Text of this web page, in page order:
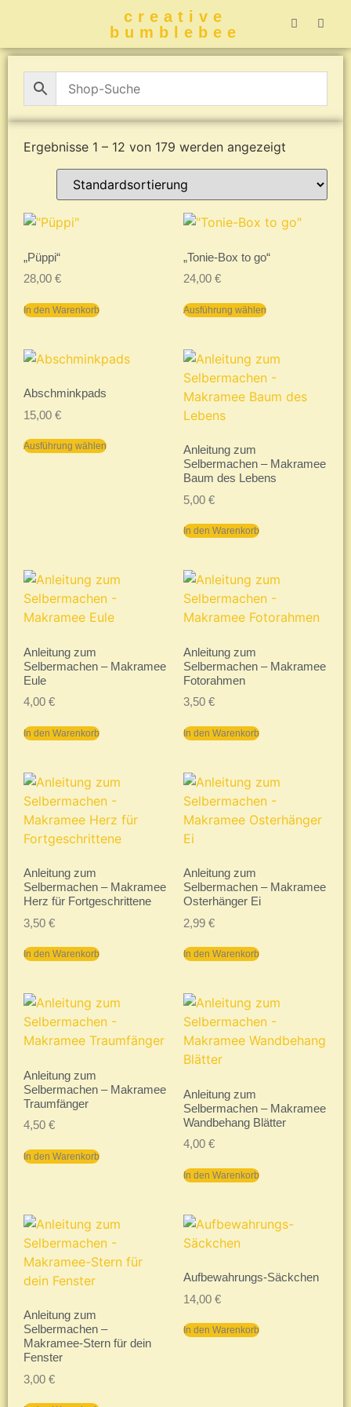
creative
bumblebee
Ergebnisse 1 – 12 von 179 werden angezeigt
„Püppi“
28,00 €
In den Warenkorb
„Tonie-Box to go“
24,00 €
Ausführung wählen
Abschminkpads
15,00 €
Ausführung wählen
Anleitung zum
Selbermachen – Makramee
Baum des Lebens
5,00 €
In den Warenkorb
Anleitung zum
Selbermachen – Makramee
Eule
4,00 €
In den Warenkorb
Anleitung zum
Selbermachen – Makramee
Fotorahmen
3,50 €
In den Warenkorb
Anleitung zum
Selbermachen – Makramee
Herz für Fortgeschrittene
3,50 €
In den Warenkorb
Anleitung zum
Selbermachen – Makramee
Osterhänger Ei
2,99 €
In den Warenkorb
Anleitung zum
Selbermachen – Makramee
Traumfänger
4,50 €
In den Warenkorb
Anleitung zum
Selbermachen – Makramee
Wandbehang Blätter
4,00 €
In den Warenkorb
Anleitung zum
Selbermachen –
Makramee-Stern für dein
Fenster
3,00 €
Aufbewahrungs-Säckchen
14,00 €
In den Warenkorb